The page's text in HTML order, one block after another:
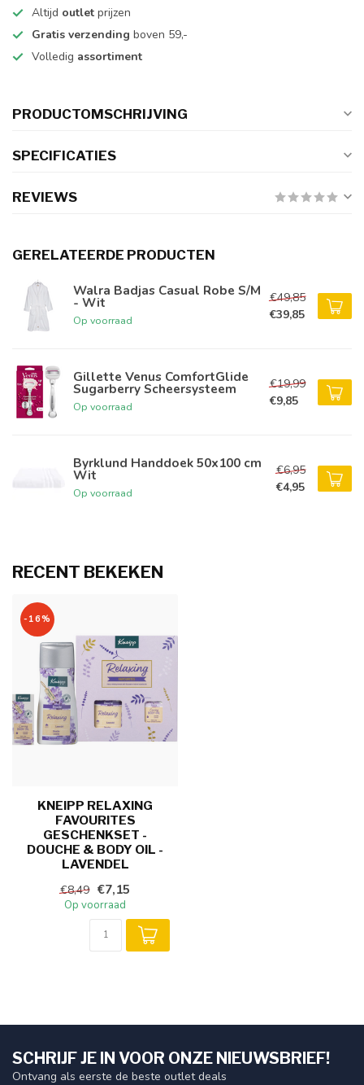
Altijd outlet prijzen
Gratis verzending boven 59,-
Volledig assortiment
PRODUCTOMSCHRIJVING
SPECIFICATIES
REVIEWS
GERELATEERDE PRODUCTEN
Walra Badjas Casual Robe S/M
- Wit
Op voorraad
€49,85
€39,85
Gillette Venus ComfortGlide
Sugarberry Scheersysteem
Op voorraad
€19,99
€9,85
Byrklund Handdoek 50x100 cm
Wit
Op voorraad
€6,95
€4,95
RECENT BEKEKEN
-16%
KNEIPP RELAXING
FAVOURITES
GESCHENKSET -
DOUCHE & BODY OIL -
LAVENDEL
€8,49 €7,15
Op voorraad
SCHRIJF JE IN VOOR ONZE NIEUWSBRIEF!
Ontvang als eerste de beste outlet deals